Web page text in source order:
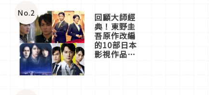
體驗
No.2 回顧大師經
典！東野圭
吾原作改編
的10部日本
影視作品推